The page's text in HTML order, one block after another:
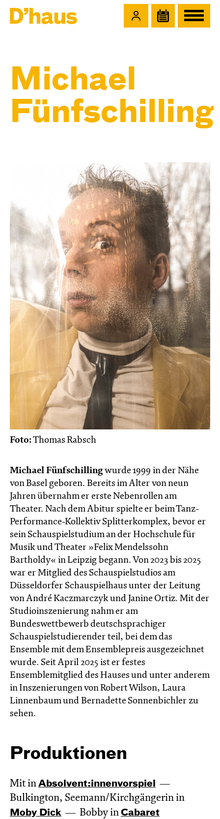
Michael
Fünfschilling
Foto:Thomas Rabsch
Michael Fünfschillingwurde 1999 in der Nähe
von Basel geboren. Bereits im Alter von neun
Jahren übernahm er erste Nebenrollen am
Theater. Nach dem Abitur spielte er beim Tanz-
Performance-Kollektiv Splitterkomplex, bevor er
sein Schauspielstudium an der Hochschule für
Musik und Theater »Felix Mendelssohn
Bartholdy« in Leipzig begann. Von 2023 bis 2025
war er Mitglied des Schauspielstudios am
Düsseldorfer Schauspielhaus unter der Leitung
von André Kaczmarczyk und Janine Ortiz. Mit der
Studioinszenierung nahm er am
Bundeswettbewerb deutschsprachiger
Schauspielstudierender teil, bei dem das
Ensemble mit dem Ensemblepreis ausgezeichnet
wurde. Seit April 2025 ist er festes
Ensemblemitglied des Hauses und unter anderem
in Inszenierungen von Robert Wilson, Laura
Linnenbaum und Bernadette Sonnenbichler zu
sehen.
Produktionen
Mit in Absol­vent:innen­vor­spiel
Bulkington, Seemann/Kirchgängerin in
Moby Dick Bobby in Cabaret